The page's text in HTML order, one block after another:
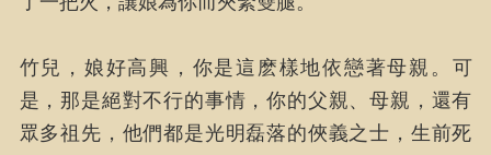
竹兒，娘好高興，你是這麽樣地依戀著母親。可
是，那是絕對不行的事情，你的父親、母親，還有
眾多祖先，他們都是光明磊落的俠義之士，生前死